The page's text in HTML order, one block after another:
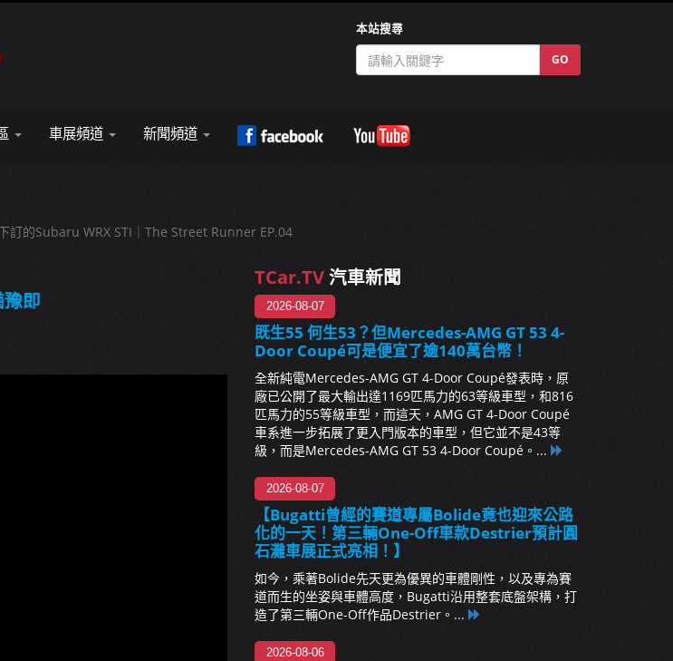
本站搜尋
GO
車展頻道 新聞頻道
訂的Subaru WRX STI｜The Street Runner EP.04
即
TCar.TV汽車新聞
2026-08-07
既生55 何生53？但Mercedes-AMG GT 53 4-
Door Coupé可是便宜了逾140萬台幣！
全新純電Mercedes-AMG GT 4-Door Coupé發表時，原
廠已公開了最大輸出達1169匹馬力的63等級車型，和816
匹馬力的55等級車型，而這天，AMG GT 4-Door Coupé
車系進一步拓展了更入門版本的車型，但它並不是43等
級，而是Mercedes-AMG GT 53 4-Door Coupé。...
2026-08-07
【Bugatti曾經的賽道專屬Bolide竟也迎來公路
化的一天！第三輛One-Off車款Destrier預計圓
石灘車展正式亮相！】
如今，乘著Bolide先天更為優異的車體剛性，以及專為賽
道而生的坐姿與車體高度，Bugatti沿用整套底盤架構，打
造了第三輛One-Off作品Destrier。...
2026-08-06